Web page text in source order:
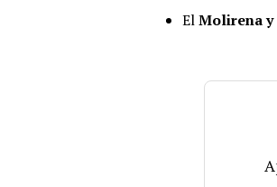
ElMolirena y